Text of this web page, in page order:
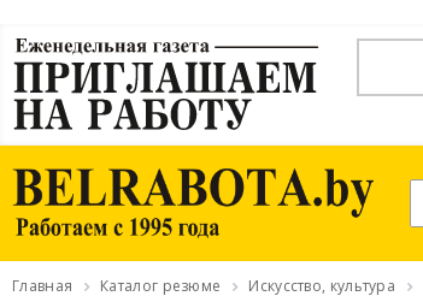
Главная Каталог резюме Искусство, культура